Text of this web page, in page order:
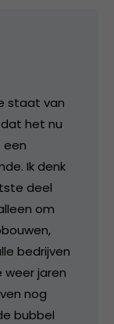
staat van
het nu
een
Ik denk
deel
om
bedrijven
weer jaren
nog
bubbel